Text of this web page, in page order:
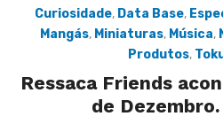
Curiosidade, Data Base,
Mangás, Miniaturas, Música,
Produtos,
Ressaca Friends
de